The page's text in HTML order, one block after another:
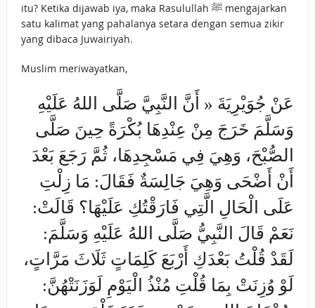
itu? Ketika dijawab iya, maka Rasulullah ﷺ mengajarkan
satu kalimat yang pahalanya setara dengan semua zikir
yang dibaca Juwairiyah.
Muslim meriwayatkan,
عَنْ ‌جُوَيْرِيَةَ « أَنَّ النَّبِيَّ صَلَّى اللهُ عَلَيْهِ
وَسَلَّمَ خَرَجَ مِنْ عِنْدِهَا بُكْرَةً حِينَ صَلَّى
الصُّبْحَ، وَهِيَ فِي مَسْجِدِهَا، ثُمَّ رَجَعَ بَعْدَ
أَنْ أَضْحَى وَهِيَ جَالِسَةٌ فَقَالَ: مَا زِلْتِ
عَلَى الْحَالِ الَّتِي فَارَقْتُكِ عَلَيْهَا؟ قَالَتْ:
نَعَمْ قَالَ النَّبِيُّ صَلَّى اللهُ عَلَيْهِ وَسَلَّمَ:
لَقَدْ قُلْتُ بَعْدَكِ أَرْبَعَ كَلِمَاتٍ ثَلَاثَ مَرَّاتٍ،
لَوْ وُزِنَتْ بِمَا قُلْتِ مُنْذُ الْيَوْمِ لَوَزَنَتْهُنَّ: